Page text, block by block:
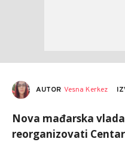
AUTOR Vesna Kerkez
Nova mađarska
reorganizovati